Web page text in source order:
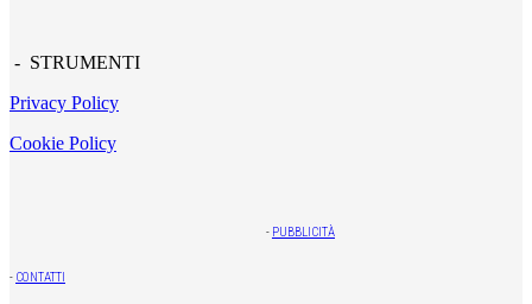
- STRUMENTI
Privacy Policy
Cookie Policy
- PUBBLICITÀ
- CONTATTI